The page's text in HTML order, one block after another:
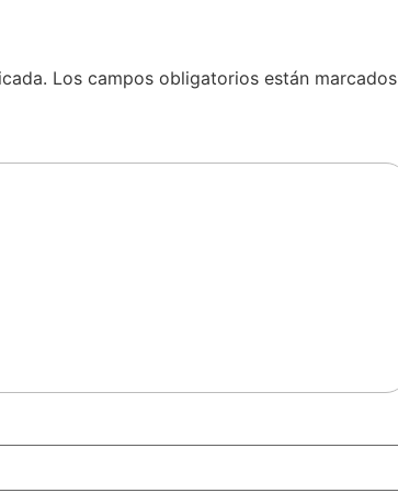
Los campos obligatorios están marcados